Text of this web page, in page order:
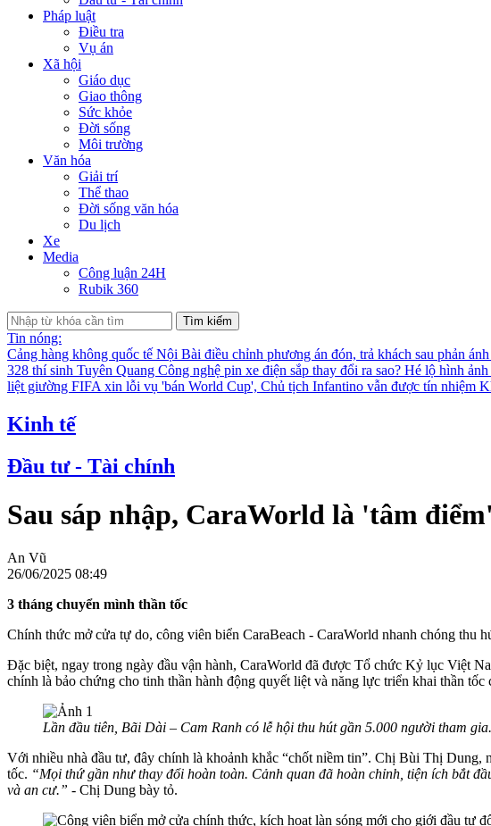
Pháp luật
Điều tra
Vụ án
Xã hội
Giáo dục
Giao thông
Sức khỏe
Đời sống
Môi trường
Văn hóa
Giải trí
Thể thao
Đời sống văn hóa
Du lịch
Xe
Media
Công luận 24H
Rubik 360
Tìm kiếm
Tin nóng:
Cảng hàng không quốc tế Nội Bài điều chỉnh phương án đón, trả khách sau phản ánh
328 thí sinh Tuyên Quang Công nghệ pin xe điện sắp thay đổi ra sao? Hé lộ hình
liệt giường FIFA xin lỗi vụ 'bán World Cup', Chủ tịch Infantino vẫn được tín nhiệm
Kinh tế
Đầu tư - Tài chính
Sau sáp nhập, CaraWorld là 'tâm
An Vũ
26/06/2025 08:49
3 tháng chuyển mình thần tốc
Chính thức mở cửa tự do, công viên biển CaraBeach - CaraWorld nhanh chóng thu
Đặc biệt, ngay trong ngày đầu vận hành, CaraWorld đã được Tổ chức Kỷ lục Việt
chính là bảo chứng cho tinh thần hành động quyết liệt và năng lực triển khai thần
Lần đầu tiên, Bãi Dài – Cam Ranh có lễ hội thu hút gần 5.000 người tham gia.
Với nhiều nhà đầu tư, đây chính là khoảnh khắc “chốt niềm tin”. Chị Bùi Thị
tốc. “Mọi thứ gần như thay đổi hoàn toàn. Cảnh quan đã hoàn chỉnh, tiện ích bắt
và an cư.” - Chị Dung bày tỏ.